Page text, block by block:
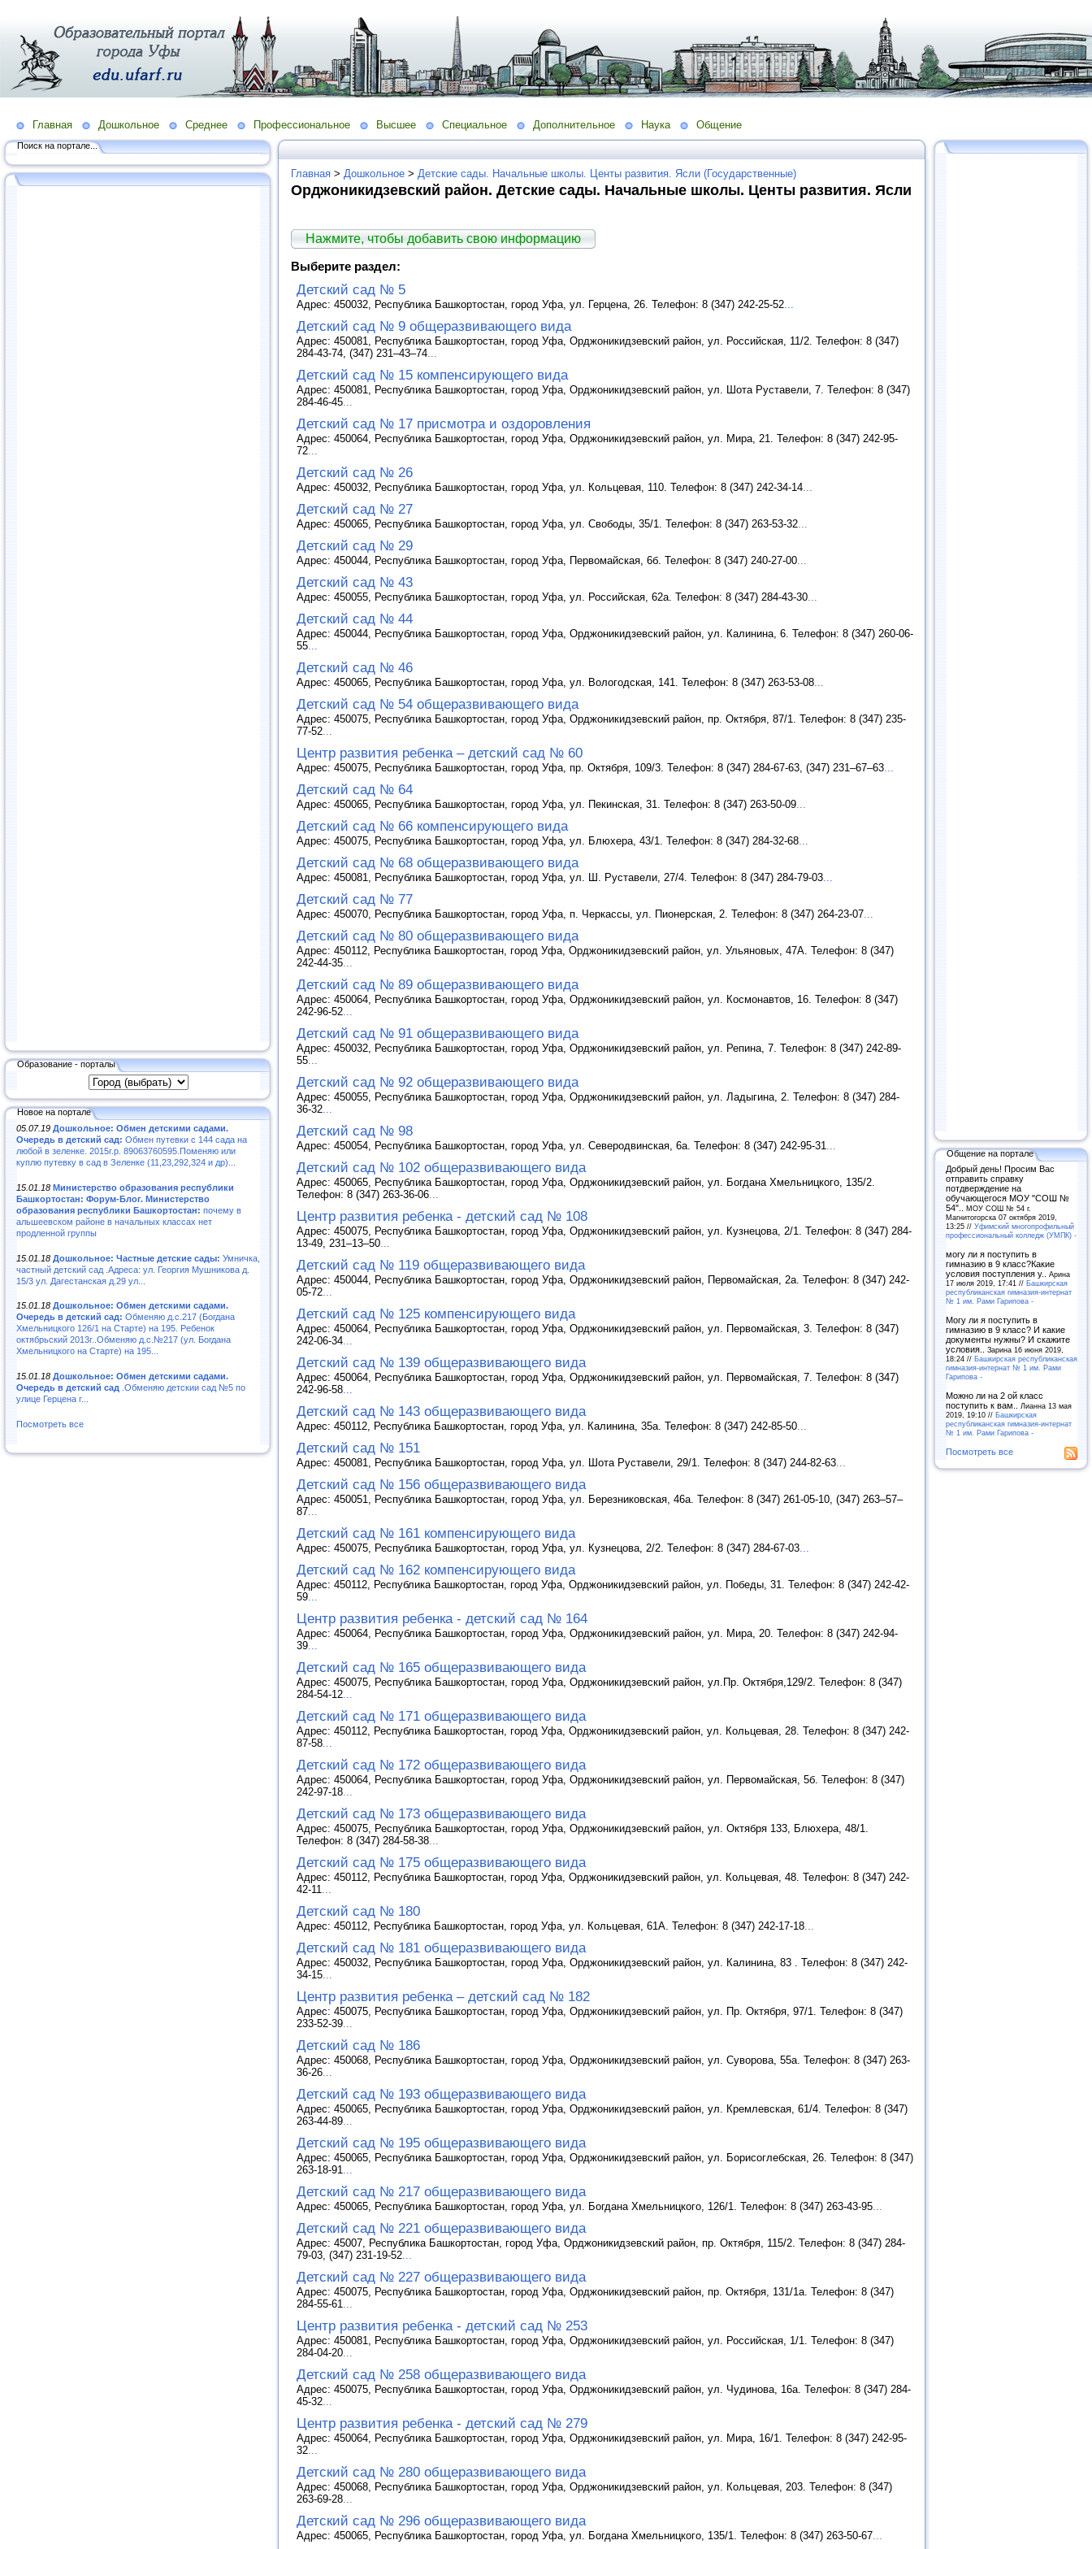
Главная Дошкольное Среднее Профессиональное Высшее Специальное Дополнительное Наука Общение
Поиск на портале...
Образование - порталы
Новое на портале
05.07.19 Дошкольное: Обмен детскими садами.
Очередь в детский сад: Обмен путевки с 144 сада на
любой в зеленке. 2015г.р. 89063760595.Поменяю или
куплю путевку в сад в Зеленке (11,23,292,324 и др)...
15.01.18 Министерство образования республики
Башкортостан: Форум-Блог. Министерство
образования республики Башкортостан: почему в
альшеевском районе в начальных классах нет
продленной группы
15.01.18 Дошкольное: Частные детские сады: Умничка,
частный детский сад .Адреса: ул. Георгия Мушникова д.
15/3 ул. Дагестанская д.29 ул...
15.01.18 Дошкольное: Обмен детскими садами.
Очередь в детский сад: Обменяю д.с.217 (Богдана
Хмельницкого 126/1 на Старте) на 195. Ребенок
октябрьский 2013г..Обменяю д.с.№217 (ул. Богдана
Хмельницкого на Старте) на 195...
15.01.18 Дошкольное: Обмен детскими садами.
Очередь в детский сад .Обменяю детскии сад №5 по
улице Герцена г...
Посмотреть все
Главная > Дошкольное > Детские сады. Начальные школы. Центы развития. Ясли (Государственные)
Орджоникидзевский район. Детские сады. Начальные школы. Центы развития. Ясли
Нажмите, чтобы добавить свою информацию
Выберите раздел:
Детский сад № 5
Адрес: 450032, Республика Башкортостан, город Уфа, ул. Герцена, 26. Телефон: 8 (347) 242-25-52...
Детский сад № 9 общеразвивающего вида
Адрес: 450081, Республика Башкортостан, город Уфа, Орджоникидзевский район, ул. Российская, 11/2. Телефон: 8 (347)
284-43-74, (347) 231–43–74...
Детский сад № 15 компенсирующего вида
Адрес: 450081, Республика Башкортостан, город Уфа, Орджоникидзевский район, ул. Шота Руставели, 7. Телефон: 8 (347)
284-46-45...
Детский сад № 17 присмотра и оздоровления
Адрес: 450064, Республика Башкортостан, город Уфа, Орджоникидзевский район, ул. Мира, 21. Телефон: 8 (347) 242-95-
72...
Детский сад № 26
Адрес: 450032, Республика Башкортостан, город Уфа, ул. Кольцевая, 110. Телефон: 8 (347) 242-34-14...
Детский сад № 27
Адрес: 450065, Республика Башкортостан, город Уфа, ул. Свободы, 35/1. Телефон: 8 (347) 263-53-32...
Детский сад № 29
Адрес: 450044, Республика Башкортостан, город Уфа, Первомайская, 6б. Телефон: 8 (347) 240-27-00...
Детский сад № 43
Адрес: 450055, Республика Башкортостан, город Уфа, ул. Российская, 62а. Телефон: 8 (347) 284-43-30...
Детский сад № 44
Адрес: 450044, Республика Башкортостан, город Уфа, Орджоникидзевский район, ул. Калинина, 6. Телефон: 8 (347) 260-06-
55...
Детский сад № 46
Адрес: 450065, Республика Башкортостан, город Уфа, ул. Вологодская, 141. Телефон: 8 (347) 263-53-08...
Детский сад № 54 общеразвивающего вида
Адрес: 450075, Республика Башкортостан, город Уфа, Орджоникидзевский район, пр. Октября, 87/1. Телефон: 8 (347) 235-
77-52...
Центр развития ребенка – детский сад № 60
Адрес: 450075, Республика Башкортостан, город Уфа, пр. Октября, 109/3. Телефон: 8 (347) 284-67-63, (347) 231–67–63...
Детский сад № 64
Адрес: 450065, Республика Башкортостан, город Уфа, ул. Пекинская, 31. Телефон: 8 (347) 263-50-09...
Детский сад № 66 компенсирующего вида
Адрес: 450075, Республика Башкортостан, город Уфа, ул. Блюхера, 43/1. Телефон: 8 (347) 284-32-68...
Детский сад № 68 общеразвивающего вида
Адрес: 450081, Республика Башкортостан, город Уфа, ул. Ш. Руставели, 27/4. Телефон: 8 (347) 284-79-03...
Детский сад № 77
Адрес: 450070, Республика Башкортостан, город Уфа, п. Черкассы, ул. Пионерская, 2. Телефон: 8 (347) 264-23-07...
Детский сад № 80 общеразвивающего вида
Адрес: 450112, Республика Башкортостан, город Уфа, Орджоникидзевский район, ул. Ульяновых, 47А. Телефон: 8 (347)
242-44-35...
Детский сад № 89 общеразвивающего вида
Адрес: 450064, Республика Башкортостан, город Уфа, Орджоникидзевский район, ул. Космонавтов, 16. Телефон: 8 (347)
242-96-52...
Детский сад № 91 общеразвивающего вида
Адрес: 450032, Республика Башкортостан, город Уфа, Орджоникидзевский район, ул. Репина, 7. Телефон: 8 (347) 242-89-
55...
Детский сад № 92 общеразвивающего вида
Адрес: 450055, Республика Башкортостан, город Уфа, Орджоникидзевский район, ул. Ладыгина, 2. Телефон: 8 (347) 284-
36-32...
Детский сад № 98
Адрес: 450054, Республика Башкортостан, город Уфа, ул. Северодвинская, 6а. Телефон: 8 (347) 242-95-31...
Детский сад № 102 общеразвивающего вида
Адрес: 450065, Республика Башкортостан, город Уфа, Орджоникидзевский район, ул. Богдана Хмельницкого, 135/2.
Телефон: 8 (347) 263-36-06...
Центр развития ребенка - детский сад № 108
Адрес: 450075, Республика Башкортостан, город Уфа, Орджоникидзевский район, ул. Кузнецова, 2/1. Телефон: 8 (347) 284-
13-49, 231–13–50...
Детский сад № 119 общеразвивающего вида
Адрес: 450044, Республика Башкортостан, город Уфа, Орджоникидзевский район, Первомайская, 2а. Телефон: 8 (347) 242-
05-72...
Детский сад № 125 компенсирующего вида
Адрес: 450064, Республика Башкортостан, город Уфа, Орджоникидзевский район, ул. Первомайская, 3. Телефон: 8 (347)
242-06-34...
Детский сад № 139 общеразвивающего вида
Адрес: 450064, Республика Башкортостан, город Уфа, Орджоникидзевский район, ул. Первомайская, 7. Телефон: 8 (347)
242-96-58...
Детский сад № 143 общеразвивающего вида
Адрес: 450112, Республика Башкортостан, город Уфа, ул. Калинина, 35а. Телефон: 8 (347) 242-85-50...
Детский сад № 151
Адрес: 450081, Республика Башкортостан, город Уфа, ул. Шота Руставели, 29/1. Телефон: 8 (347) 244-82-63...
Детский сад № 156 общеразвивающего вида
Адрес: 450051, Республика Башкортостан, город Уфа, ул. Березниковская, 46а. Телефон: 8 (347) 261-05-10, (347) 263–57–
87...
Детский сад № 161 компенсирующего вида
Адрес: 450075, Республика Башкортостан, город Уфа, ул. Кузнецова, 2/2. Телефон: 8 (347) 284-67-03...
Детский сад № 162 компенсирующего вида
Адрес: 450112, Республика Башкортостан, город Уфа, Орджоникидзевский район, ул. Победы, 31. Телефон: 8 (347) 242-42-
59...
Центр развития ребенка - детский сад № 164
Адрес: 450064, Республика Башкортостан, город Уфа, Орджоникидзевский район, ул. Мира, 20. Телефон: 8 (347) 242-94-
39...
Детский сад № 165 общеразвивающего вида
Адрес: 450075, Республика Башкортостан, город Уфа, Орджоникидзевский район, ул.Пр. Октября,129/2. Телефон: 8 (347)
284-54-12...
Детский сад № 171 общеразвивающего вида
Адрес: 450112, Республика Башкортостан, город Уфа, Орджоникидзевский район, ул. Кольцевая, 28. Телефон: 8 (347) 242-
87-58...
Детский сад № 172 общеразвивающего вида
Адрес: 450064, Республика Башкортостан, город Уфа, Орджоникидзевский район, ул. Первомайская, 5б. Телефон: 8 (347)
242-97-18...
Детский сад № 173 общеразвивающего вида
Адрес: 450075, Республика Башкортостан, город Уфа, Орджоникидзевский район, ул. Октября 133, Блюхера, 48/1.
Телефон: 8 (347) 284-58-38...
Детский сад № 175 общеразвивающего вида
Адрес: 450112, Республика Башкортостан, город Уфа, Орджоникидзевский район, ул. Кольцевая, 48. Телефон: 8 (347) 242-
42-11...
Детский сад № 180
Адрес: 450112, Республика Башкортостан, город Уфа, ул. Кольцевая, 61А. Телефон: 8 (347) 242-17-18...
Детский сад № 181 общеразвивающего вида
Адрес: 450032, Республика Башкортостан, город Уфа, Орджоникидзевский район, ул. Калинина, 83 . Телефон: 8 (347) 242-
34-15...
Центр развития ребенка – детский сад № 182
Адрес: 450075, Республика Башкортостан, город Уфа, Орджоникидзевский район, ул. Пр. Октября, 97/1. Телефон: 8 (347)
233-52-39...
Детский сад № 186
Адрес: 450068, Республика Башкортостан, город Уфа, Орджоникидзевский район, ул. Суворова, 55а. Телефон: 8 (347) 263-
36-26...
Детский сад № 193 общеразвивающего вида
Адрес: 450065, Республика Башкортостан, город Уфа, Орджоникидзевский район, ул. Кремлевская, 61/4. Телефон: 8 (347)
263-44-89...
Детский сад № 195 общеразвивающего вида
Адрес: 450065, Республика Башкортостан, город Уфа, Орджоникидзевский район, ул. Борисоглебская, 26. Телефон: 8 (347)
263-18-91...
Детский сад № 217 общеразвивающего вида
Адрес: 450065, Республика Башкортостан, город Уфа, ул. Богдана Хмельницкого, 126/1. Телефон: 8 (347) 263-43-95...
Детский сад № 221 общеразвивающего вида
Адрес: 45007, Республика Башкортостан, город Уфа, Орджоникидзевский район, пр. Октября, 115/2. Телефон: 8 (347) 284-
79-03, (347) 231-19-52...
Детский сад № 227 общеразвивающего вида
Адрес: 450075, Республика Башкортостан, город Уфа, Орджоникидзевский район, пр. Октября, 131/1а. Телефон: 8 (347)
284-55-61...
Центр развития ребенка - детский сад № 253
Адрес: 450081, Республика Башкортостан, город Уфа, Орджоникидзевский район, ул. Российская, 1/1. Телефон: 8 (347)
284-04-20...
Детский сад № 258 общеразвивающего вида
Адрес: 450075, Республика Башкортостан, город Уфа, Орджоникидзевский район, ул. Чудинова, 16а. Телефон: 8 (347) 284-
45-32...
Центр развития ребенка - детский сад № 279
Адрес: 450064, Республика Башкортостан, город Уфа, Орджоникидзевский район, ул. Мира, 16/1. Телефон: 8 (347) 242-95-
32...
Детский сад № 280 общеразвивающего вида
Адрес: 450068, Республика Башкортостан, город Уфа, Орджоникидзевский район, ул. Кольцевая, 203. Телефон: 8 (347)
263-69-28...
Детский сад № 296 общеразвивающего вида
Адрес: 450065, Республика Башкортостан, город Уфа, ул. Богдана Хмельницкого, 135/1. Телефон: 8 (347) 263-50-67...
Общение на портале
Добрый день! Просим Вас
отправить справку
потдверждение на
обучающегося МОУ "СОШ №
54".. МОУ СОШ № 54 г.
Магнитогорска 07 октября 2019,
13:25 // Уфимский многопрофильный
профессиональный колледж (УМПК) -
могу ли я поступить в
гимназию в 9 класс?Какие
условия поступления у.. Арина
17 июля 2019, 17:41 // Башкирская
республиканская гимназия-интернат
№ 1 им. Рами Гарипова -
Могу ли я поступить в
гимназию в 9 класс? И какие
документы нужны? И скажите
условия.. Зарина 16 июня 2019,
18:24 // Башкирская республиканская
гимназия-интернат № 1 им. Рами
Гарипова -
Можно ли на 2 ой класс
поступить к вам..
Лианна 13 мая
2019, 19:10 // Башкирская
республиканская гимназия-интернат
№ 1 им. Рами Гарипова -
Посмотреть все